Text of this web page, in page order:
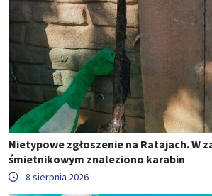
Nietypowe zgłoszenie na Ratajach. W
śmietnikowym znaleziono karabin
8 sierpnia 2026